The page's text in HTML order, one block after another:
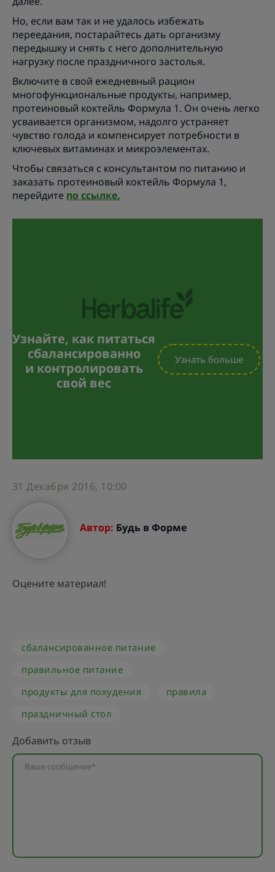
Но, если вам так и не удалось избежать
переедания, постарайтесь дать организму
передышку и снять с него дополнительную
нагрузку после праздничного застолья.
Включите в свой ежедневный рацион
многофункциональные продукты, например,
протеиновый коктейль Формула 1. Он очень легко
усваивается организмом, надолго устраняет
чувство голода и компенсирует потребности в
ключевых витаминах и микроэлементах.
Чтобы связаться с консультантом по питанию и
заказать протеиновый коктейль Формула 1,
перейдите по ссылке.
Узнайте, как питаться
сбалансированно
и контролировать
свой вес
Узнать больше
31 Декабря 2016, 10:00
Автор: Будь в Форме
Оцените материал!
сбалансированное питание
правильное питание
продукты для похудения
правила
праздничный стол
Добавить отзыв
Ваше сообщение*